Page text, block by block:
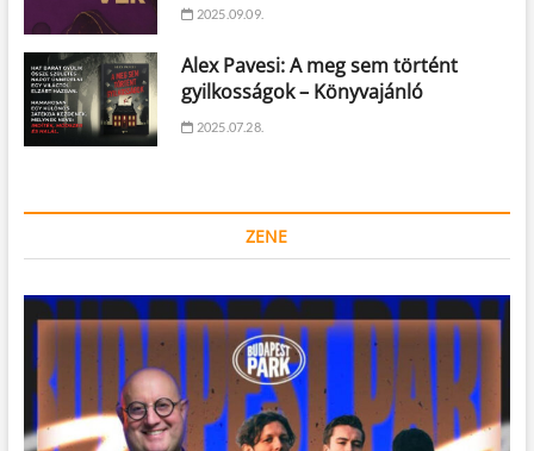
2025.09.09.
Alex Pavesi: A meg sem történt
gyilkosságok – Könyvajánló
2025.07.28.
ZENE